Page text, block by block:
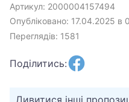
Артикул: 2000004157494
Опубліковано: 17.04.2025 в
Переглядів: 1581
Поділитись:
Дивитися інші